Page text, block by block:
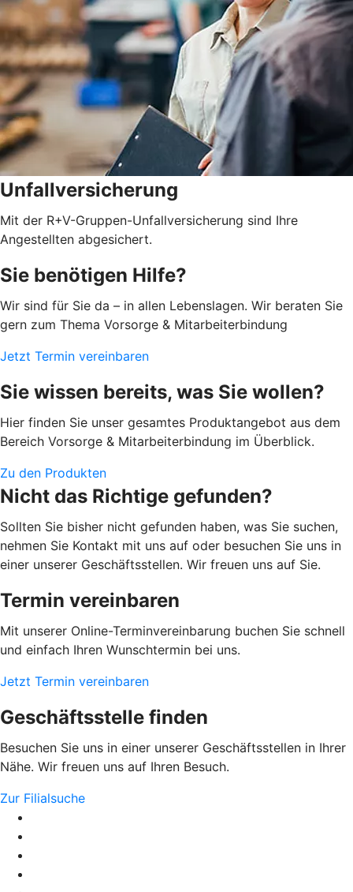
Unfallversicherung
Mit der R+V-Gruppen-Unfallversicherung sind Ihre
Angestellten abgesichert.
Sie benötigen Hilfe?
Wir sind für Sie da – in allen Lebenslagen. Wir beraten Sie
gern zum Thema Vorsorge & Mitarbeiterbindung
Jetzt Termin vereinbaren
Sie wissen bereits, was Sie wollen?
Hier finden Sie unser gesamtes Produktangebot aus dem
Bereich Vorsorge & Mitarbeiterbindung im Überblick.
Zu den Produkten
Nicht das Richtige gefunden?
Sollten Sie bisher nicht gefunden haben, was Sie suchen,
nehmen Sie Kontakt mit uns auf oder besuchen Sie uns in
einer unserer Geschäftsstellen. Wir freuen uns auf Sie.
Termin vereinbaren
Mit unserer Online-Terminvereinbarung buchen Sie schnell
und einfach Ihren Wunschtermin bei uns.
Jetzt Termin vereinbaren
Geschäftsstelle finden
Besuchen Sie uns in einer unserer Geschäftsstellen in Ihrer
Nähe. Wir freuen uns auf Ihren Besuch.
Zur Filialsuche